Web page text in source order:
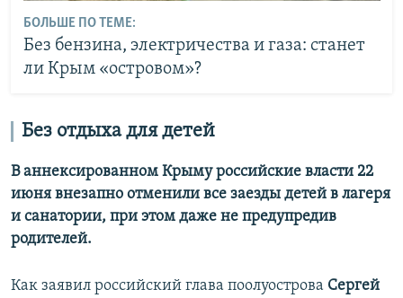
БОЛЬШЕ ПО ТЕМЕ:
Без бензина, электричества и газа: станет
ли Крым «островом»?
Без отдыха для детей
В аннексированном Крыму российские власти 22
июня внезапно отменили все заезды детей в лагеря
и санатории, при этом даже не предупредив
родителей.
Как заявил российский глава поолуострова Сергей